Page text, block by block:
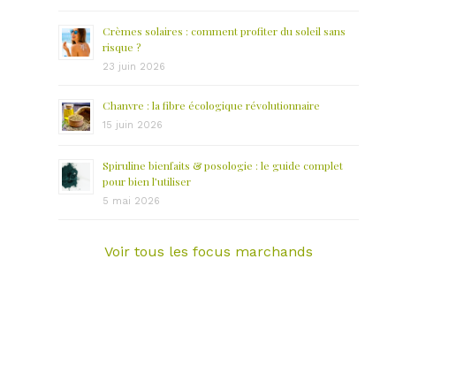
Crèmes solaires : comment profiter du soleil sans
risque ?
23 juin 2026
Chanvre : la fibre écologique révolutionnaire
15 juin 2026
Spiruline bienfaits & posologie : le guide complet
pour bien l’utiliser
5 mai 2026
Voir tous les focus marchands